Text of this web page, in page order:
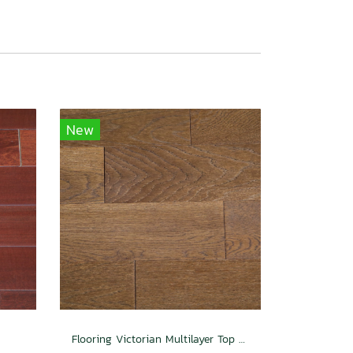
New
Flooring Victorian Multilayer Top Veneer 3 mm. - Ribbed-Coffee